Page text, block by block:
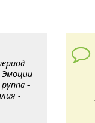
Эмоции
-
-